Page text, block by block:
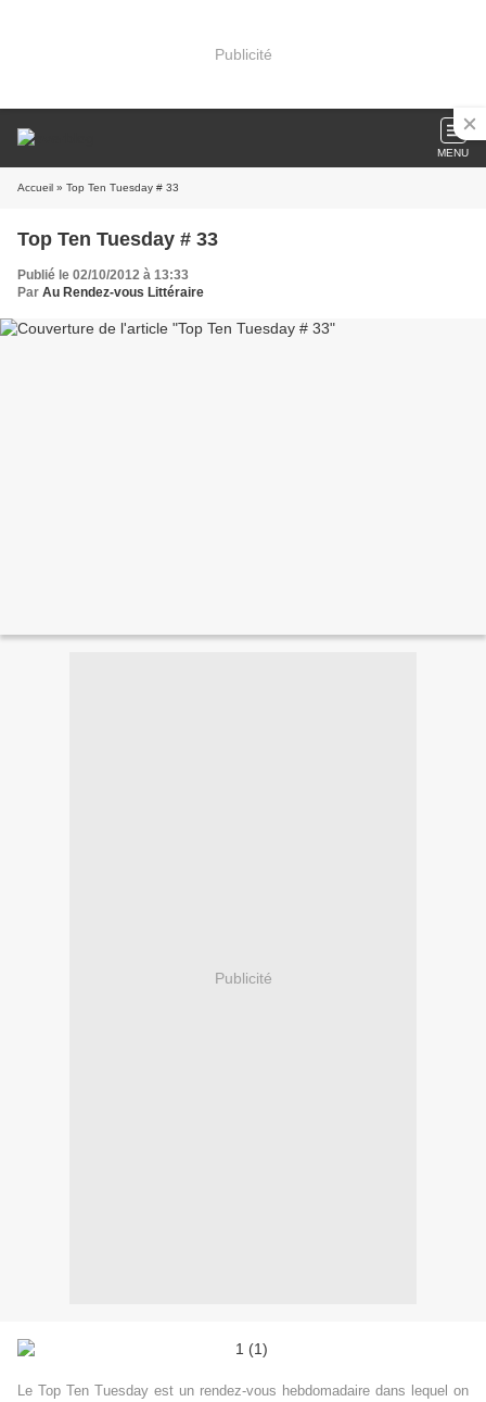
Publicité
MENU
Accueil » Top Ten Tuesday # 33
Top Ten Tuesday # 33
Publié le 02/10/2012 à 13:33
Par Au Rendez-vous Littéraire
Publicité
Le Top Ten Tuesday est un rendez-vous hebdomadaire dans lequel on